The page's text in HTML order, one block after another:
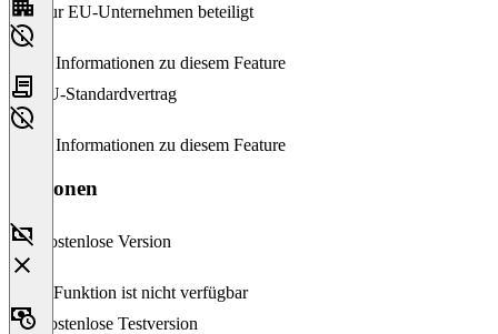
Nur EU-Unternehmen beteiligt
Keine Informationen zu diesem Feature
EU-Standardvertrag
Keine Informationen zu diesem Feature
Versionen
Kostenlose Version
Diese Funktion ist nicht verfügbar
Kostenlose Testversion